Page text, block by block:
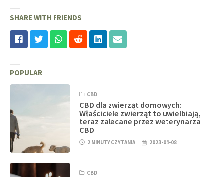
SHARE WITH FRIENDS
POPULAR
CBD
CBD dla zwierząt domowych:
Właściciele zwierząt to uwielbiają,
teraz zalecane przez weterynarza
CBD
2 MINUTY CZYTANIA 2023-04-08
CBD